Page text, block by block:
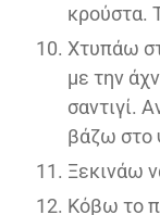
κρούστα.
Χτυπάω
με την
σαντιγί.
βάζω στο
Ξεκινάω
Κόβω το